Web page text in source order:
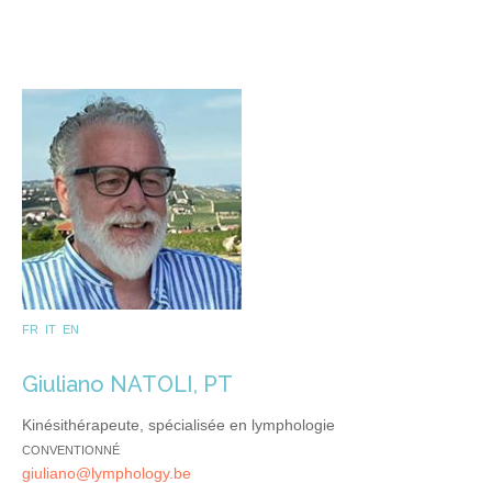
FR IT EN
Giuliano NATOLI, PT
Kinésithérapeute, spécialisée en lymphologie
CONVENTIONNÉ
giuliano@lymphology.be